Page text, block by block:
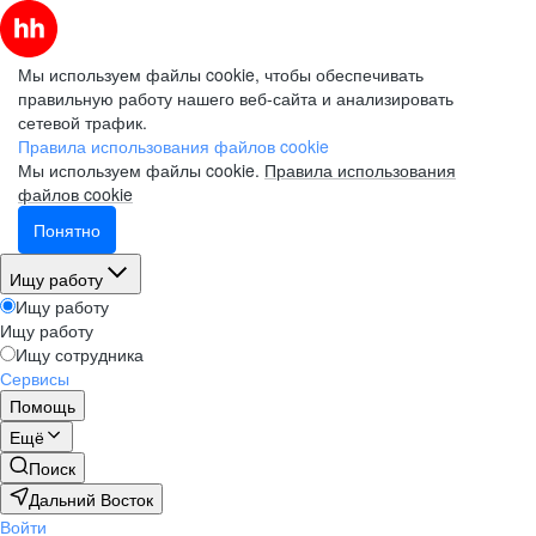
Мы используем файлы cookie, чтобы обеспечивать
правильную работу нашего веб-сайта и анализировать
сетевой трафик.
Правила использования файлов cookie
Мы используем файлы cookie. Правила использования
файлов cookie
Понятно
Ищу работу
Ищу работу
Ищу работу
Ищу сотрудника
Сервисы
Помощь
Ещё
Поиск
Дальний Восток
Войти